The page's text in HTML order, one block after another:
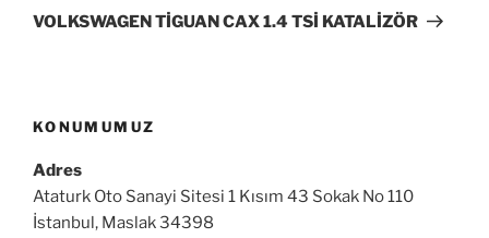
Yazı
VOLKSWAGEN TİGUAN CAX 1.4 TSİ KATALİZÖR
KONUMUMUZ
Adres
Ataturk Oto Sanayi Sitesi 1 Kısım 43 Sokak No 110
İstanbul, Maslak 34398